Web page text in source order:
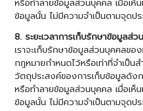
หรือทำลายข้อมูลส่วนบุคคล เมื่อเห็
ข้อมูลนั้น ไม่มีความจำเป็นตามจุดปร
8. ระยะเวลาการเก็บรักษาข้อมูลส่
เราจะเก็บรักษาข้อมูลส่วนบุคคลขอ
กฎหมายกำหนดไว้หรือเท่าที่จำเป็นส
วัตถุประสงค์ของการเก็บข้อมูลดังก
หรือทำลายข้อมูลส่วนบุคคล เมื่อเห็
ข้อมูลนั้น ไม่มีความจำเป็นตามจุดปร